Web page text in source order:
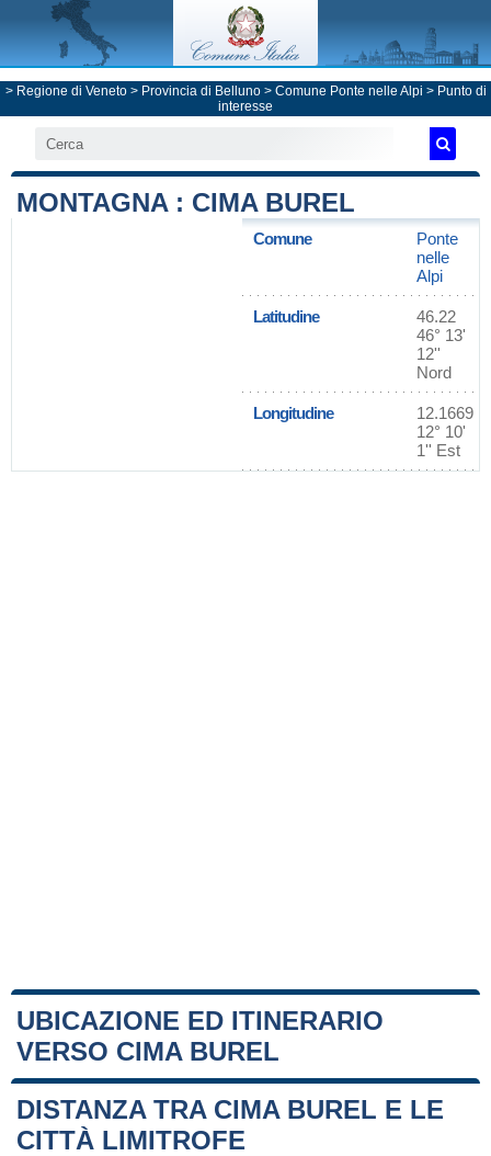
> Regione di Veneto> Provincia di Belluno> Comune Ponte nelle Alpi > Punto di
interesse
MONTAGNA : CIMA BUREL
Comune
Ponte
nelle
Alpi
Latitudine
46.22
46° 13'
12''
Nord
Longitudine
12.1669
12° 10'
1'' Est
UBICAZIONE ED ITINERARIO
VERSO CIMA BUREL
+
−
Leaflet|Map data ©
DISTANZA TRA CIMA BUREL E LE
CITTÀ LIMITROFE